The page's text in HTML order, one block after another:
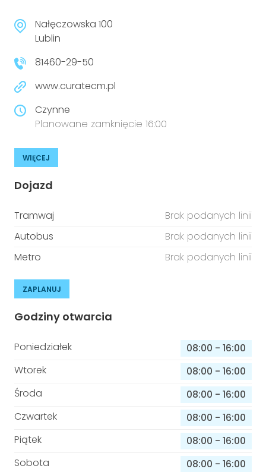
Nałęczowska 100
Lublin
81460-29-50
www.curatecm.pl
Czynne
Planowane zamknięcie 16:00
WIĘCEJ
Dojazd
Tramwaj
Brak podanych linii
Autobus
Brak podanych linii
Metro
Brak podanych linii
ZAPLANUJ
Godziny otwarcia
Poniedziałek 08:00 - 16:00
Wtorek
08:00 - 16:00
Środa
08:00 - 16:00
Czwartek
08:00 - 16:00
Piątek
08:00 - 16:00
Sobota
08:00 - 16:00